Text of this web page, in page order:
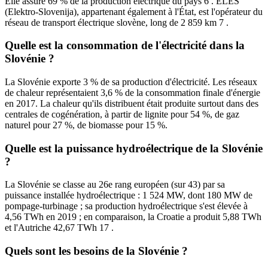
(Elektro-Slovenija), appartenant également à l'État, est l'opérateur du
réseau de transport électrique slovène, long de 2 859 km 7 .
Quelle est la consommation de l'électricité dans la
Slovénie ?
La Slovénie exporte 3 % de sa production d'électricité. Les réseaux
de chaleur représentaient 3,6 % de la consommation finale d'énergie
en 2017. La chaleur qu'ils distribuent était produite surtout dans des
centrales de cogénération, à partir de lignite pour 54 %, de gaz
naturel pour 27 %, de biomasse pour 15 %.
Quelle est la puissance hydroélectrique de la Slovénie
?
La Slovénie se classe au 26e rang européen (sur 43) par sa
puissance installée hydroélectrique : 1 524 MW, dont 180 MW de
pompage-turbinage ; sa production hydroélectrique s'est élevée à
4,56 TWh en 2019 ; en comparaison, la Croatie a produit 5,88 TWh
et l'Autriche 42,67 TWh 17 .
Quels sont les besoins de la Slovénie ?